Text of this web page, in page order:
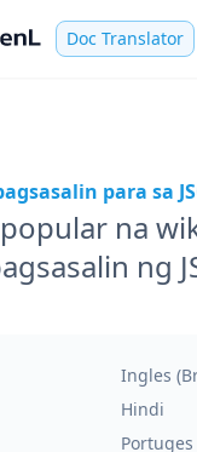
Doc Translator
para sa
na
ng
Ingles
Hindi
Portuges